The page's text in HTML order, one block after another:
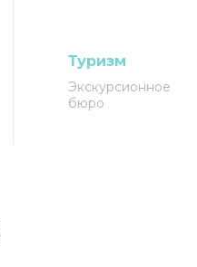
Туризм
Экскурсионное
бюро